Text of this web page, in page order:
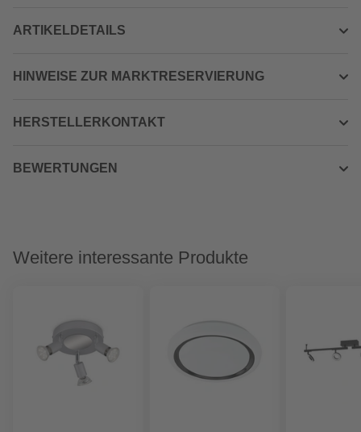
ARTIKELDETAILS
HINWEISE ZUR MARKTRESERVIERUNG
HERSTELLERKONTAKT
BEWERTUNGEN
Weitere interessante Produkte